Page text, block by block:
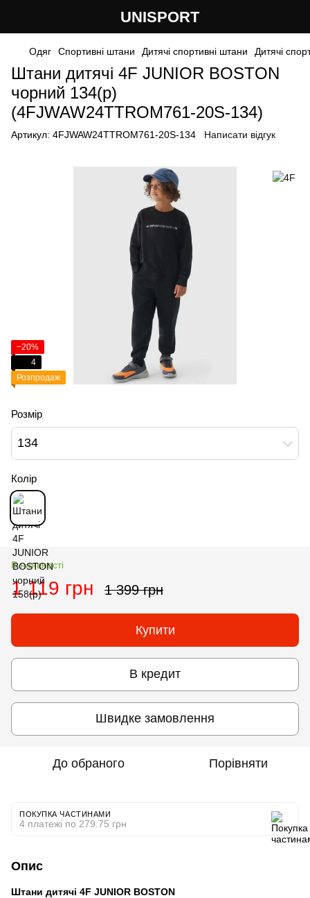
UNISPORT
Одяг Спортивні штани Дитячі спортивні штани Дитячі
Штани дитячі 4F JUNIOR BOSTON
чорний 134(р)
(4FJWAW24TTROM761-20S-134)
Артикул: 4FJWAW24TTROM761-20S-134 Написати відгук
−20%
4
Розпродаж
Розмір
134
Колір
В наявності
1 119 грн 1 399 грн
Купити
В кредит
Швидке замовлення
До обраного Порівняти
ПОКУПКА ЧАСТИНАМИ
4 платежі по 279.75 грн
Опис
Штани дитячі 4F JUNIOR BOSTON